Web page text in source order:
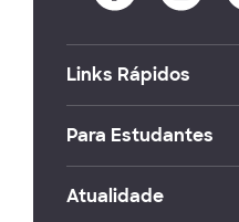
Links Rápidos
Para Estudantes
Atualidade